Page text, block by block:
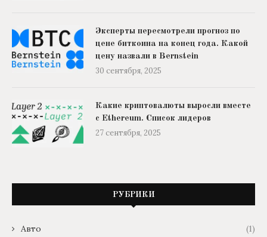
Эксперты пересмотрели прогноз по
цене биткоина на конец года. Какой
цену назвали в Bernstein
30 сентября, 2025
Какие криптовалюты выросли вместе
с Ethereum. Список лидеров
27 сентября, 2025
РУБРИКИ
Авто (1)